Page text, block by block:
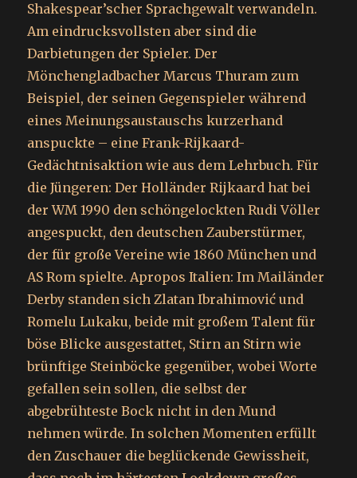
Shakespear’scher Sprachgewalt verwandeln.
Am eindrucksvollsten aber sind die
Darbietungen der Spieler. Der
Mönchengladbacher Marcus Thuram zum
Beispiel, der seinen Gegenspieler während
eines Meinungsaustauschs kurzerhand
anspuckte – eine Frank-Rijkaard-
Gedächtnisaktion wie aus dem Lehrbuch. Für
die Jüngeren: Der Holländer Rijkaard hat bei
der WM 1990 den schöngelockten Rudi Völler
angespuckt, den deutschen Zauberstürmer,
der für große Vereine wie 1860 München und
AS Rom spielte. Apropos Italien: Im Mailänder
Derby standen sich Zlatan Ibrahimović und
Romelu Lukaku, beide mit großem Talent für
böse Blicke ausgestattet, Stirn an Stirn wie
brünftige Steinböcke gegenüber, wobei Worte
gefallen sein sollen, die selbst der
abgebrühteste Bock nicht in den Mund
nehmen würde. In solchen Momenten erfüllt
den Zuschauer die beglückende Gewissheit,